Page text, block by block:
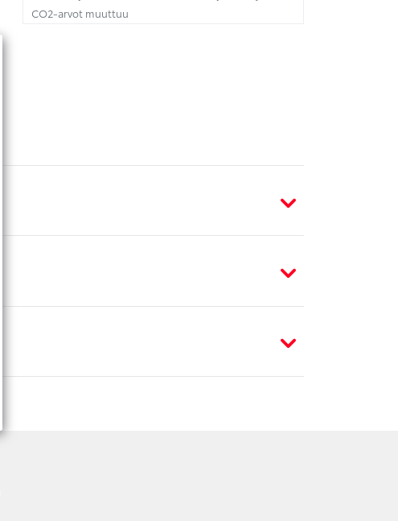
CO2-arvot muuttuu